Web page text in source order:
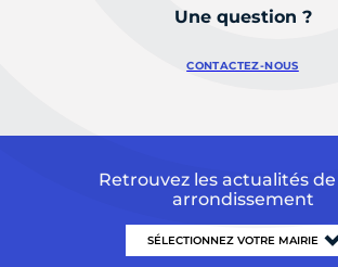
Une question ?
CONTACTEZ-NOUS
Retrouvez les actualités
arrondissement